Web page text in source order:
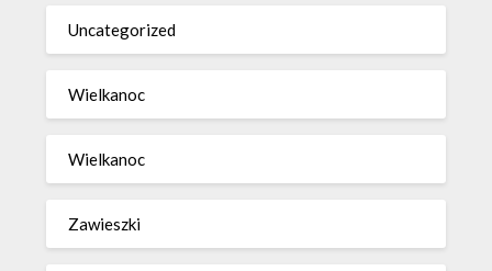
Uncategorized
Wielkanoc
Wielkanoc
Zawieszki